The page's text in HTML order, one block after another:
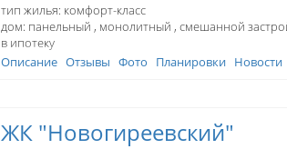
тип жилья: комфорт-класс
дом: панельный монолитный смешанной
в ипотеку
Описание Отзывы Фото Планировки Новости
ЖК "Новогиреевский"